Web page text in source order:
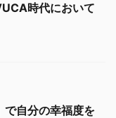
時代において
で自分の幸福度を